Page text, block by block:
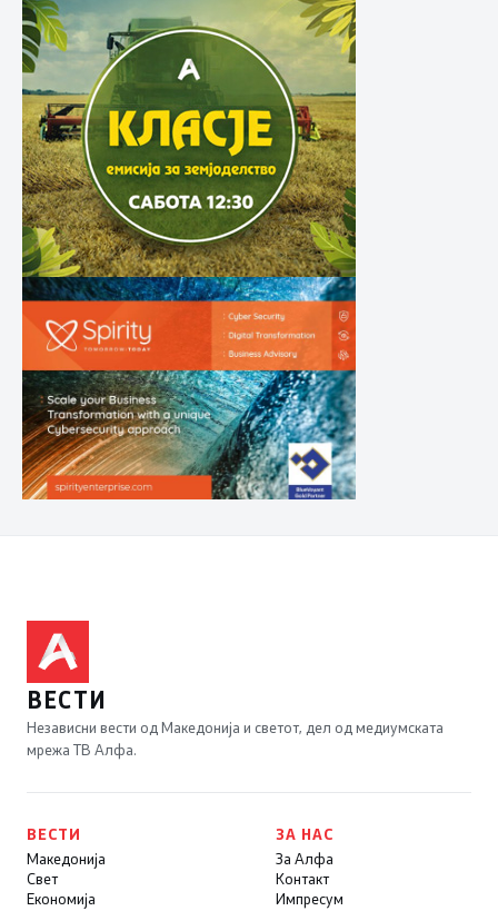
ВЕСТИ
Независни вести од Македонија и светот, дел од медиумската
мрежа ТВ Алфа.
ВЕСТИ
Македонија
Свет
Економија
ЗА НАС
За Алфа
Контакт
Импресум